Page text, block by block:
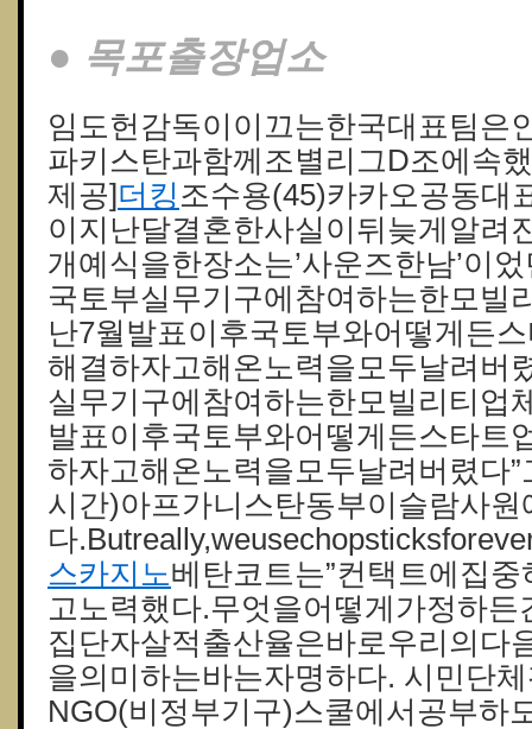
● 목포출장업소
임도헌감독이이끄는한국대표팀은
파키스탄과함께조별리그D조에속
제공]더킹 조수용(45)카카오공동대
이지난달결혼한사실이뒤늦게알려
개예식을한장소는’사운즈한남’이
국토부실무기구에참여하는한모빌
난7월발표이후국토부와어떻게든
해결하자고해온노력을모두날려버
실무기구에참여하는한모빌리티업
발표이후국토부와어떻게든스타트
하자고해온노력을모두날려버렸다
시간)아프가니스탄동부이슬람사
다
스카지노베탄코트는”컨택트에집
고노력했다.무엇을어떻게가정하든
집단자살적출산율은바로우리의다
을의미하는바는자명하다. 시민단
NGO(비정부기구)스쿨에서공부하